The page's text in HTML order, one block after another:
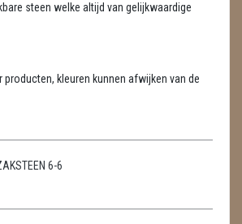
steen welke altijd van gelijkwaardige
producten, kleuren kunnen afwijken van de
6-6